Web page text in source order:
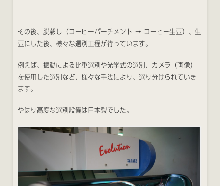
その後、脱穀し（コーヒーパーチメント → コーヒー生豆）、生
豆にした後、様々な選別工程が待っています。
例えば、振動による比重選別や光学式の選別、カメラ（画像）
を使用した選別など、様々な手法により、選り分けられていき
ます。
やはり高度な選別設備は日本製でした。